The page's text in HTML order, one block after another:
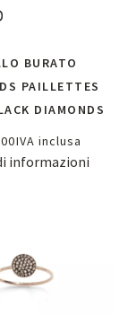
BURATO
PAILLETTES
DIAMONDS
IVA inclusa
informazioni